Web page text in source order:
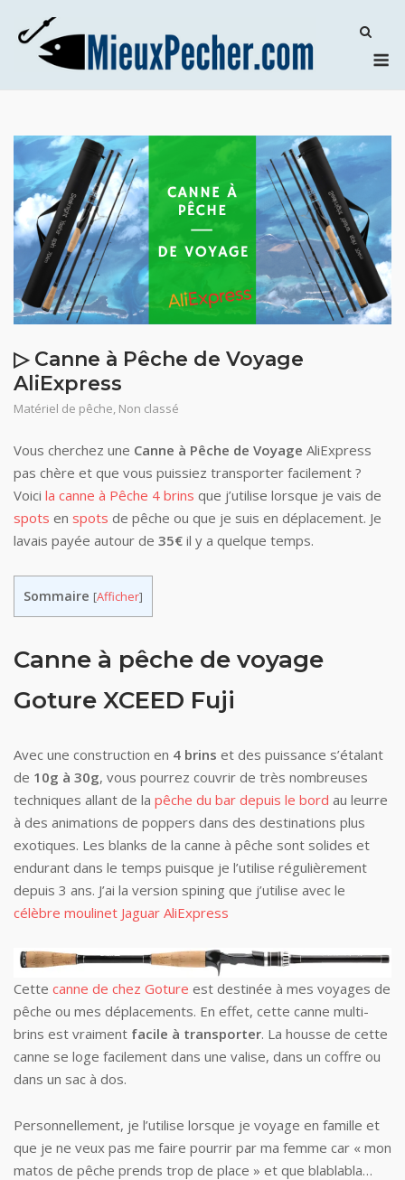
content
▷ Canne à Pêche de Voyage
AliExpress
Matériel de pêche, Non classé
Vous cherchez une Canne à Pêche de Voyage AliExpress
pas chère et que vous puissiez transporter facilement ?
Voici la canne à Pêche 4 brins que j’utilise lorsque je vais de
spots en spots de pêche ou que je suis en déplacement. Je
lavais payée autour de 35€ il y a quelque temps.
Sommaire [Afficher]
Canne à pêche de voyage
Goture XCEED Fuji
Avec une construction en 4 brins et des puissance s’étalant
de 10g à 30g, vous pourrez couvrir de très nombreuses
techniques allant de la pêche du bar depuis le bord au leurre
à des animations de poppers dans des destinations plus
exotiques. Les blanks de la canne à pêche sont solides et
endurant dans le temps puisque je l’utilise régulièrement
depuis 3 ans. J’ai la version spining que j’utilise avec le
célèbre moulinet Jaguar AliExpress
Cette canne de chez Goture est destinée à mes voyages de
pêche ou mes déplacements. En effet, cette canne multi-
brins est vraiment facile à transporter. La housse de cette
canne se loge facilement dans une valise, dans un coffre ou
dans un sac à dos.
Personnellement, je l’utilise lorsque je voyage en famille et
que je ne veux pas me faire pourrir par ma femme car « mon
matos de pêche prends trop de place » et que blablabla…